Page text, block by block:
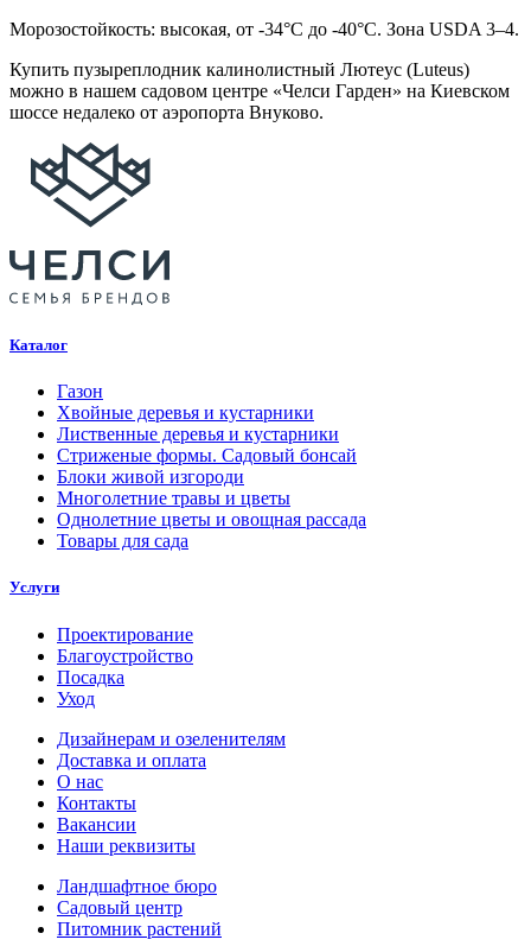
Морозостойкость: высокая, от -34°C до -40°C. Зона USDA 3–4.
Купить пузыреплодник калинолистный Лютеус (Luteus)
можно в нашем садовом центре «Челси Гарден» на Киевском
шоссе недалеко от аэропорта Внуково.
Каталог
Газон
Хвойные деревья и кустарники
Лиственные деревья и кустарники
Стриженые формы. Садовый бонсай
Блоки живой изгороди
Многолетние травы и цветы
Однолетние цветы и овощная рассада
Товары для сада
Услуги
Проектирование
Благоустройство
Посадка
Уход
Дизайнерам и озеленителям
Доставка и оплата
О нас
Контакты
Вакансии
Наши реквизиты
Ландшафтное бюро
Садовый центр
Питомник растений